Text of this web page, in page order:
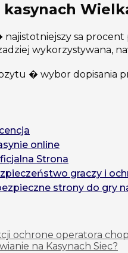
sa
wykorzystywana,
� wybor dopisania
online
Strona
graczy i
strony do gry
ochrone operatora
na Kasynach Siec?